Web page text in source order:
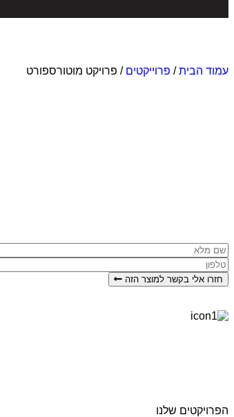
עמוד הבית/ פרוייקטים / פרויקט מוטורספורט
חזרו אלי בקשר למוצר הזה
הפרויקטים שלנו